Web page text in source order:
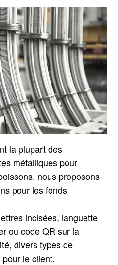
la plupart des
métalliques pour
nous proposons
pour les fonds
incisées, languette
ou code QR sur la
divers types de
le client.